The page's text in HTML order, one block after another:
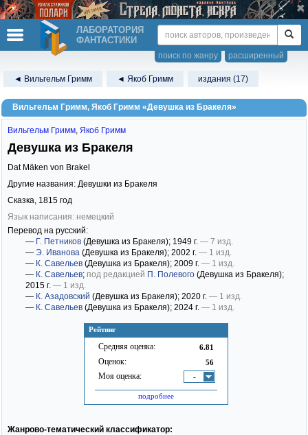
ЛАБОРАТОРИЯ
ФАНТАСТИКИ
расширенный
поиск по жанру
◄ Вильгельм Гримм ◄ Якоб Гримм издания (17)
Вильгельм Гримм, Якоб Гримм «Девушка из Бракеля»
Рейтинг
Средняя оценка: 6.81
Оценок: 56
Моя оценка: -
подробнее
Вильгельм Гримм, Якоб Гримм
Девушка из Бракеля
Dat Mäken von Brakel
Другие названия: Девушки из Бракеля
Сказка, 1815 год
Язык написания: немецкий
Перевод на русский:
— Г. Петников (Девушка из Бракеля); 1949 г. — 7 изд.
— Э. Иванова (Девушка из Бракеля); 2002 г. — 1 изд.
— К. Савельев (Девушка из Бракеля); 2009 г. — 1 изд.
— К. Савельев; под редакцией П. Полевого (Девушка из Бракеля);
2015 г. — 1 изд.
— К. Азадовский (Девушка из Бракеля); 2020 г. — 1 изд.
— К. Савельев (Девушка из Бракеля); 2024 г. — 1 изд.
Жанрово-тематический классификатор: